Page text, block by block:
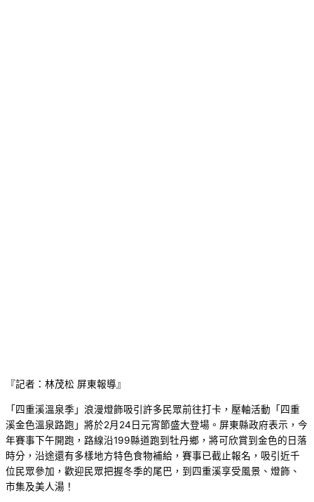
『記者：林茂松 屏東報導』
「四重溪溫泉季」浪漫燈飾吸引許多民眾前往打卡，壓軸活動「四重
溪金色溫泉路跑」將於2月24日元宵節盛大登場。屏東縣政府表示，今
年賽事下午開跑，路線沿199縣道跑到牡丹鄉，將可欣賞到金色的日落
時分，沿途還有多樣地方特色食物補給，賽事已截止報名，吸引近千
位民眾參加，歡迎民眾把握冬季的尾巴，到四重溪享受風景、燈飾、
市集及美人湯！